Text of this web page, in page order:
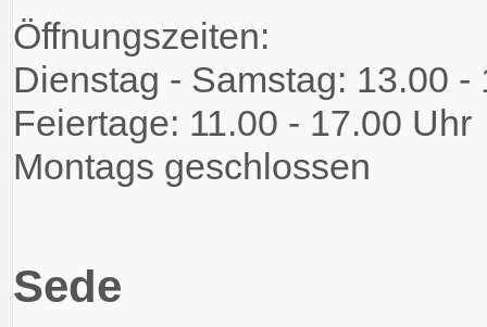
Öffnungszeiten:
Dienstag - Samstag: 13.00 -
Feiertage: 11.00 - 17.00 Uhr
Montags geschlossen
Sede